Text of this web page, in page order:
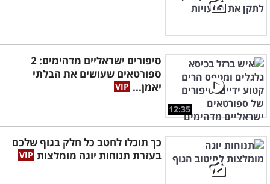
12:35
סיפורים ישראליים מדהימים: 2
ספורטאים שעושים את הבלתי
יאמן...
כך תוכלו לחטב כל חלק בגוף שלכם
בעזרת תנוחות יוגה מומלצות